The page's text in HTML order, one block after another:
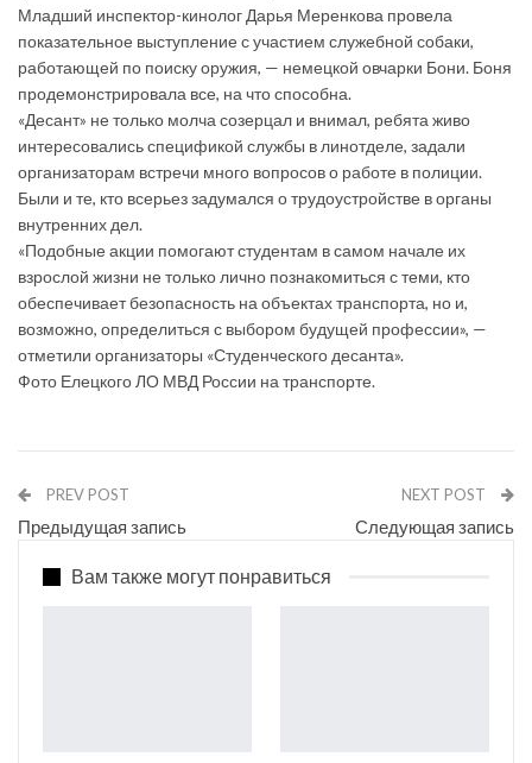
Младший инспектор-кинолог Дарья Меренкова провела
показательное выступление с участием служебной собаки,
работающей по поиску оружия, — немецкой овчарки Бони. Боня
продемонстрировала все, на что способна.
«Десант» не только молча созерцал и внимал, ребята живо
интересовались спецификой службы в линотделе, задали
организаторам встречи много вопросов о работе в полиции.
Были и те, кто всерьез задумался о трудоустройстве в органы
внутренних дел.
«Подобные акции помогают студентам в самом начале их
взрослой жизни не только лично познакомиться с теми, кто
обеспечивает безопасность на объектах транспорта, но и,
возможно, определиться с выбором будущей профессии», —
отметили организаторы «Студенческого десанта».
Фото Елецкого ЛО МВД России на транспорте.
PREV POST
Предыдущая запись
NEXT POST
Следующая запись
Вам также могут понравиться